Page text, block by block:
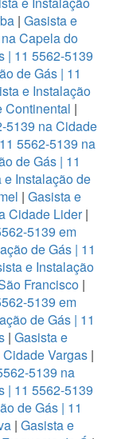
| Gasista e
Capela do
| 11 5562-5139
de Gás | 11
e Instalação
Continental |
5139 na Cidade
5562-5139 na
de Gás | 11
e Instalação de
| Gasista e
Cidade Lider|
5139 em
de Gás | 11
e Instalação
Francisco |
5139 em
de Gás | 11
| Gasista e
Vargas |
5139 na
| 11 5562-5139
de Gás | 11
| Gasista e